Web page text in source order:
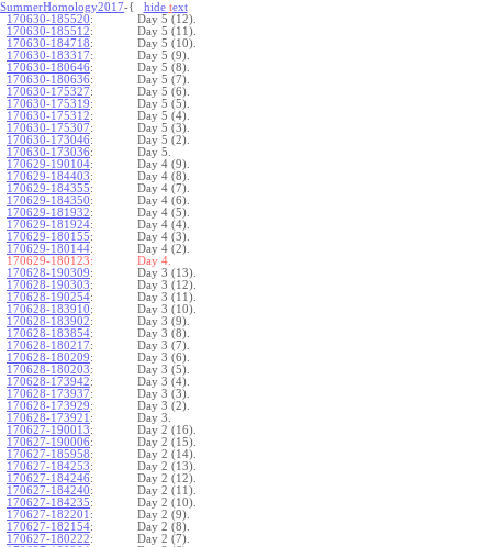
SummerHomology2017-{ hide text
170630-185520:
Day 5 (12).
170630-185512:
Day 5 (11).
170630-184718:
Day 5 (10).
170630-183317:
Day 5 (9).
170630-180646:
Day 5 (8).
170630-180636:
Day 5 (7).
170630-175327:
Day 5 (6).
170630-175319:
Day 5 (5).
170630-175312:
Day 5 (4).
170630-175307:
Day 5 (3).
170630-173046:
Day 5 (2).
170630-173036:
Day 5.
170629-190104:
Day 4 (9).
170629-184403:
Day 4 (8).
170629-184355:
Day 4 (7).
170629-184350:
Day 4 (6).
170629-181932:
Day 4 (5).
170629-181924:
Day 4 (4).
170629-180155:
Day 4 (3).
170629-180144:
Day 4 (2).
170629-180123:
Day 4.
170628-190309:
Day 3 (13).
170628-190303:
Day 3 (12).
170628-190254:
Day 3 (11).
170628-183910:
Day 3 (10).
170628-183902:
Day 3 (9).
170628-183854:
Day 3 (8).
170628-180217:
Day 3 (7).
170628-180209:
Day 3 (6).
170628-180203:
Day 3 (5).
170628-173942:
Day 3 (4).
170628-173937:
Day 3 (3).
170628-173929:
Day 3 (2).
170628-173921 :
Day 3.
170627-190013:
Day 2 (16).
170627-190006:
Day 2 (15).
170627-185958:
Day 2 (14).
170627-184253:
Day 2 (13).
170627-184246:
Day 2 (12).
170627-184240:
Day 2 (11).
170627-184235:
Day 2 (10).
170627-182201 :
Day 2 (9).
170627-182154:
Day 2 (8).
170627-180222:
Day 2 (7).